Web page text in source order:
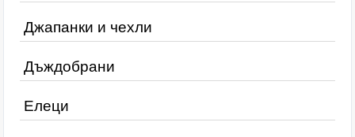
Джапанки и чехли
Дъждобрани
Елеци